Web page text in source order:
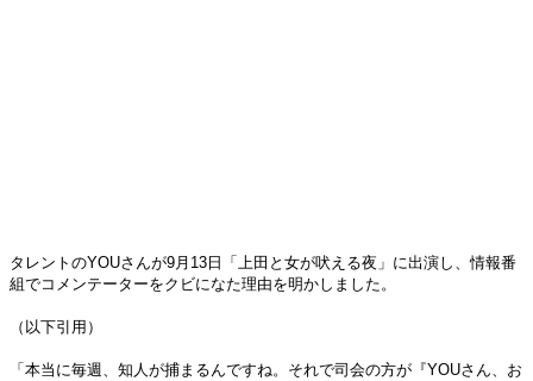
タレントのYOUさんが9月13日「上田と女が吠える夜」に出演し、情報番
組でコメンテーターをクビになた理由を明かしました。
（以下引用）
「本当に毎週、知人が捕まるんですね。それで司会の方が『YOUさん、お